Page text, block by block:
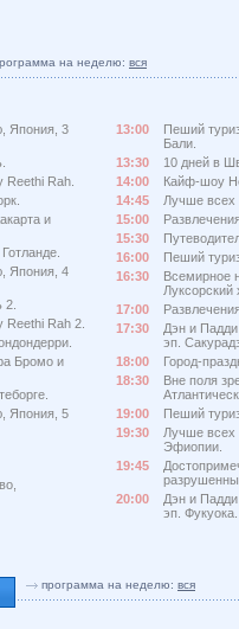
на неделю: вся
Япония, 3
Reethi Rah.
и
Япония, 4
2.
Reethi Rah 2.
Бромо и
Япония, 5
13:00
Пеший
Бали.
13:30
10 дней в
14:00
Кайф-шоу
14:45
Лучше всех
15:00
15:30
16:00
Пеший
16:30
Всемирное
Луксорский
17:00
17:30
Дэн и
эп.
18:00
Город-
18:30
Вне поля
19:00
Пеший
19:30
Лучше всех
Эфиопии.
19:45
20:00
Дэн и
эп. Фукуока.
программа на неделю: вся